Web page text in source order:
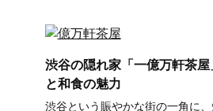
渋谷の隠れ家「一億万軒茶
と和食の魅力
渋谷という賑やかな街の一角に